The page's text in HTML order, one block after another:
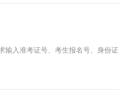
入准考证号、考生报名号、身份证